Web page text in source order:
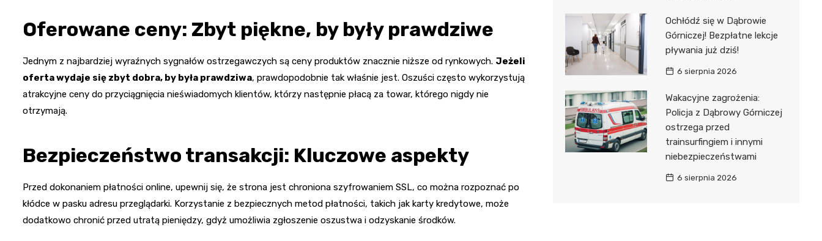
Oferowane ceny: Zbyt piękne, by były prawdziwe
Jednym z najbardziej wyraźnych sygnałów ostrzegawczych są ceny produktów znacznie niższe od rynkowych. Jeżeli
oferta wydaje się zbyt dobra, by była prawdziwa, prawdopodobnie tak właśnie jest. Oszuści często wykorzystują
atrakcyjne ceny do przyciągnięcia nieświadomych klientów, którzy następnie płacą za towar, którego nigdy nie
otrzymają.
Bezpieczeństwo transakcji: Kluczowe aspekty
Przed dokonaniem płatności online, upewnij się, że strona jest chroniona szyfrowaniem SSL, co można rozpoznać po
kłódce w pasku adresu przeglądarki. Korzystanie z bezpiecznych metod płatności, takich jak karty kredytowe, może
dodatkowo chronić przed utratą pieniędzy, gdyż umożliwia zgłoszenie oszustwa i odzyskanie środków.
Ochłódź się w Dąbrowie
Górniczej! Bezpłatne lekcje
pływania już dziś!
6 sierpnia 2026
Wakacyjne zagrożenia:
Policja z Dąbrowy Górniczej
ostrzega przed
trainsurfingiem i innymi
niebezpieczeństwami
6 sierpnia 2026